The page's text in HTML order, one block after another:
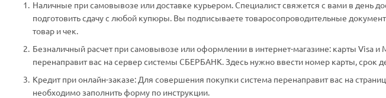
Наличные при самовывозе или доставке курьером. Специалист свяжется с вами в день
подготовить сдачу с любой купюры. Вы подписываете товаросопроводительные
товар и чек.
Безналичный расчет при самовывозе или оформлении в интернет-магазине: карты Visa и
перенаправит вас на сервер системы СБЕРБАНК. Здесь нужно ввести номер карты, срок
Кредит при онлайн-заказе: Для совершения покупки система перенаправит вас на
необходимо заполнить форму по инструкции.